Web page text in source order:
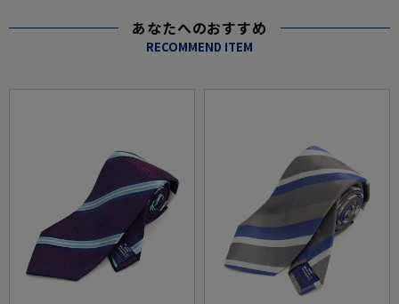
あなたへのおすすめ
RECOMMEND ITEM